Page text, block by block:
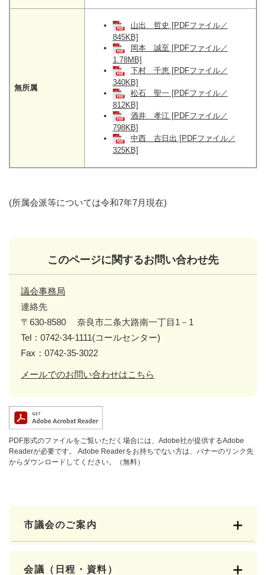
無所属
山出 哲史 [PDFファイル／
845KB]
岡本 誠至 [PDFファイル／
1.78MB]
下村 千恵 [PDFファイル／
340KB]
松石 聖一 [PDFファイル／
812KB]
酒井 孝江 [PDFファイル／
798KB]
中西 吉日出 [PDFファイル／
325KB]
(所属会派等については令和7年7月現在)
このページに関するお問い合わせ先
議会事務局
連絡先
〒630-8580
奈良市二条大路南一丁目1－1
Tel：0742-34-1111(コールセンター)
Fax：0742-35-3022
メールでのお問い合わせはこちら
PDF形式のファイルをご覧いただく場合には、Adobe社が提供するAdobe
Readerが必要です。
Adobe Readerをお持ちでない方は、バナーのリンク先
からダウンロードしてください。（無料）
市議会のご案内
会議（日程・資料）